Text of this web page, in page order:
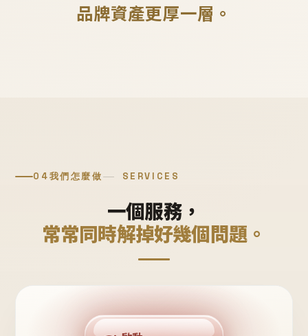
品牌資產更厚一層。
04我們怎麼做 SERVICES
一個服務，
常常同時解掉好幾個問題。
回購複利